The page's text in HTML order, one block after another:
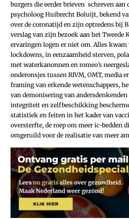
burgers die eerder brieven schreven aan
psycholoog Huibrecht Boluijt, bekend
over de coronatijd en zijn optredens bij
verslag van zijn bezoek aan het Tweede
ervaringen logen er niet om. Alles
lockdowns, in eenzaamheid sterven,
met waterkanonnen en romeo’s
onderonsjes tussen RIVM, OMT, media
framing van erkende wetenschappers,
van demonisering van
integriteit en zelfbeschikking
statistiek en feiten in het kader van
oversterfte, de roep om meer ic-bedden
omgeruild voor de realisatie van meer